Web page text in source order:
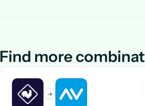
Find more